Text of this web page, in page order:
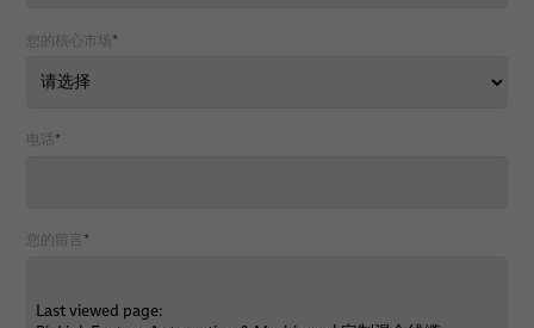
您的核心市场*
电话 *
您的留言 *